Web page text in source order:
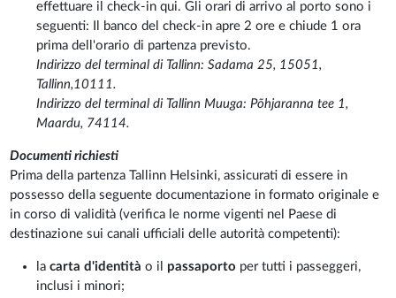
effettuare il check-in qui. Gli orari di arrivo al porto sono i
seguenti: Il banco del check-in apre 2 ore e chiude 1 ora
prima dell'orario di partenza previsto.
Indirizzo del terminal di Tallinn: Sadama 25, 15051,
Tallinn,10111.
Indirizzo del terminal di Tallinn Muuga: Põhjaranna tee 1,
Maardu, 74114.
Documenti richiesti
Prima della partenza Tallinn Helsinki, assicurati di essere in
possesso della seguente documentazione in formato originale e
in corso di validità (verifica le norme vigenti nel Paese di
destinazione sui canali ufficiali delle autorità competenti):
la carta d'identitào il passaporto per tutti i passeggeri,
inclusi i minori;